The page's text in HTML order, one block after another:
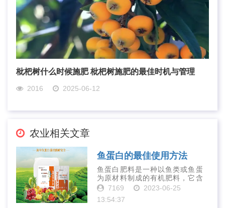
枇杷树什么时候施肥 枇杷树施肥的最佳时机与管理
2016 2025-06-12
农业相关文章
鱼蛋白的最佳使用方法
鱼蛋白肥料是一种以鱼类或鱼蛋
为原材料制成的有机肥料，它含
有丰富的营养物质，如氮、磷、
元素和植物生长因子。这些营养
7169
2023-06-25
13:54:37